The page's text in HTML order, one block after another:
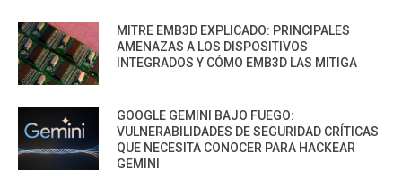
MITRE EMB3D EXPLICADO: PRINCIPALES
AMENAZAS A LOS DISPOSITIVOS
INTEGRADOS Y CÓMO EMB3D LAS MITIGA
GOOGLE GEMINI BAJO FUEGO:
VULNERABILIDADES DE SEGURIDAD CRÍTICAS
QUE NECESITA CONOCER PARA HACKEAR
GEMINI